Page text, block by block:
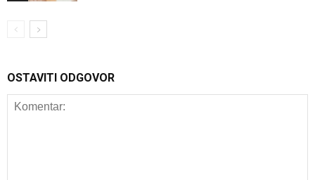
OSTAVITI ODGOVOR